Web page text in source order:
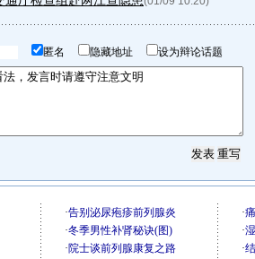
匿名 隐藏地址 设为辩论话题